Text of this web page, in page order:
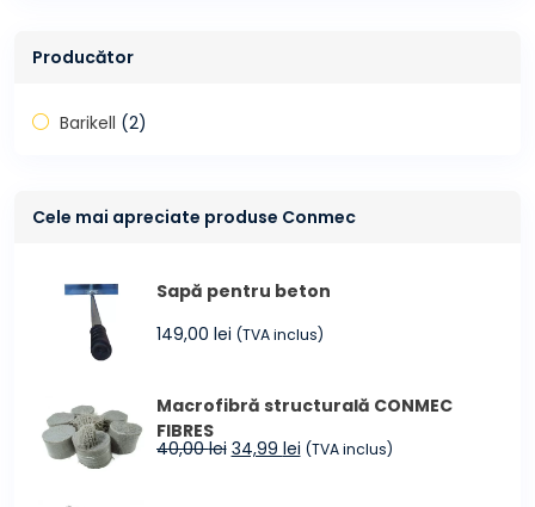
Producător
Barikell (2)
Cele mai apreciate produse Conmec
Sapă pentru beton
149,00 lei (TVA inclus)
Macrofibră structurală CONMEC
FIBRES
40,00lei Prețul
34,99 leiPrețul
(TVA inclus)